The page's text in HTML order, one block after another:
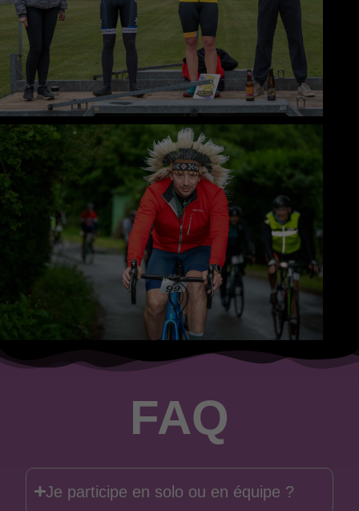
FAQ
Je participe en solo ou en équipe ?